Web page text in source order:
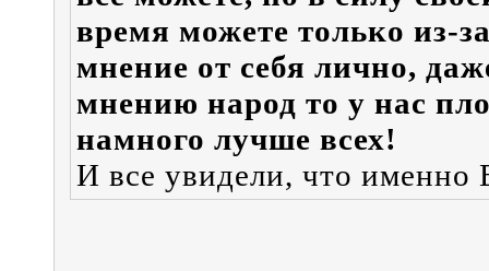
время можете только из-
мнение от себя лично,
мнению народ то у нас
намного лучше всех!
И все увидели, что именно